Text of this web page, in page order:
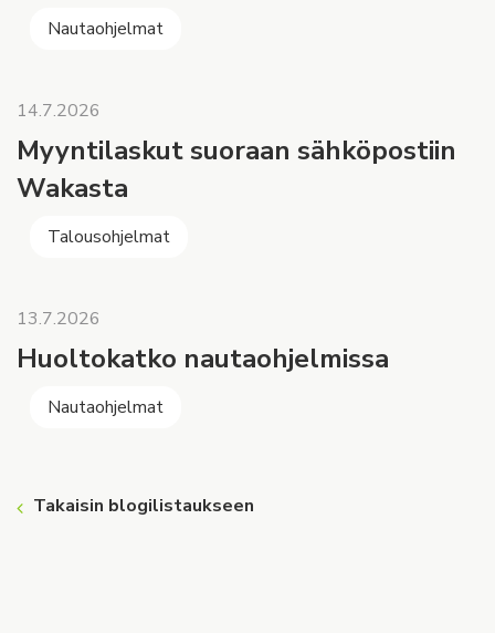
Nautaohjelmat
14.7.2026
Myyntilaskut suoraan sähköpostiin
Wakasta
Talousohjelmat
13.7.2026
Huoltokatko nautaohjelmissa
Nautaohjelmat
Takaisin blogilistaukseen